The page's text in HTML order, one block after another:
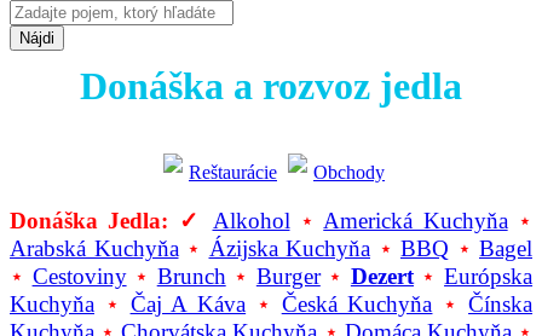
Nájdi
Donáška a rozvoz jedla
Reštaurácie Obchody
Donáška Jedla: ✓ Alkohol ⋆ Americká Kuchyňa⋆
Arabská Kuchyňa⋆ Ázijska Kuchyňa ⋆ BBQ ⋆ Bagel
⋆ Cestoviny⋆ Brunch ⋆ Burger⋆ Dezert⋆Európska
Kuchyňa ⋆ Čaj A Káva ⋆ Česká Kuchyňa ⋆Čínska